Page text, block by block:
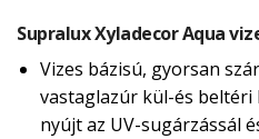
Supralux Xyladecor Aqua
Vizes bázisú, gyorsan
vastaglazúr kül-és beltéri
nyújt az UV-sugárzássál